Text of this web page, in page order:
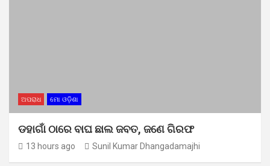
ଅପରାଧ ମୋ ଓଡ଼ିଶା
ଡହାଗାଁ ଠାରେ ବାଘ ଛାଲ ଜବତ, ଜଣେ ଗିରଫ
13 hours ago Sunil Kumar Dhangadamajhi